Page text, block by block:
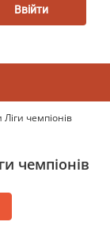
Ввійти
чемпіонів
чемпіонів